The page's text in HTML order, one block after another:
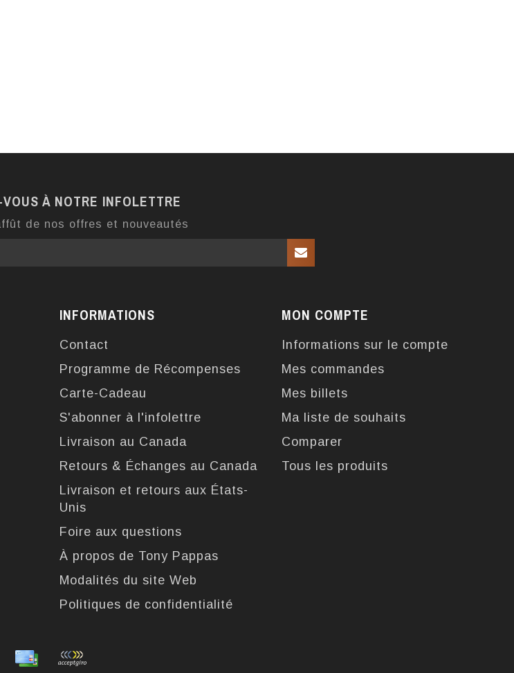
À NOTRE INFOLETTRE
de nos offres et nouveautés
INFORMATIONS
Contact
Programme de Récompenses
Carte-Cadeau
S'abonner à l'infolettre
Livraison au Canada
Retours & Échanges au Canada
Livraison et retours aux États-
Unis
Foire aux questions
À propos de Tony Pappas
Modalités du site Web
Politiques de confidentialité
MON COMPTE
Informations sur le compte
Mes commandes
Mes billets
Ma liste de souhaits
Comparer
Tous les produits